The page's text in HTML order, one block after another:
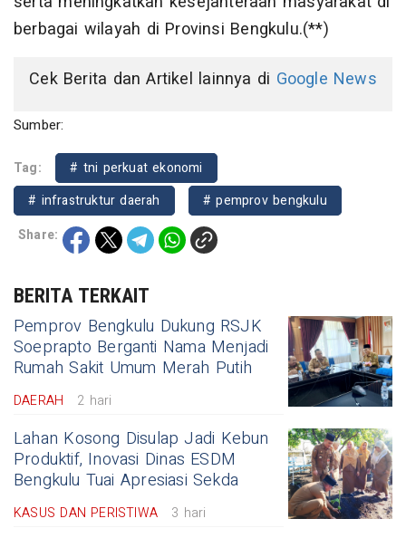
berbagai wilayah di Provinsi Bengkulu.(**)
Cek Berita dan Artikel lainnya di Google News
Sumber:
Tag:
# tni perkuat ekonomi
# infrastruktur daerah
# pemprov bengkulu
Share:
BERITA TERKAIT
Pemprov Bengkulu Dukung RSJK
Soeprapto Berganti Nama Menjadi
Rumah Sakit Umum Merah Putih
DAERAH 2 hari
Lahan Kosong Disulap Jadi Kebun
Produktif, Inovasi Dinas ESDM
Bengkulu Tuai Apresiasi Sekda
KASUS DAN PERISTIWA 3 hari